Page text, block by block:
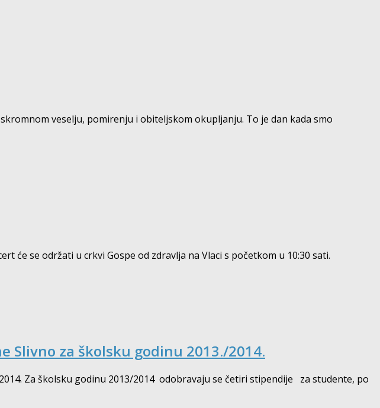
veselju, pomirenju i obiteljskom okupljanju. To je dan kada smo
će se održati u crkvi Gospe od zdravlja na Vlaci s početkom u 10:30 sati.
za školsku godinu 2013./2014.
Za školsku godinu 2013/2014 odobravaju se četiri stipendije za studente, po